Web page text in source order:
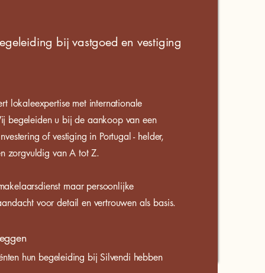
bij vastgoed en vestiging
lokaleexpertise met internationale
begeleiden u bij de aankoop van een
of vestiging in Portugal - helder,
zorgvuldig van A tot Z.
maar persoonlijke
voor detail en vertrouwen als basis.
hun begeleiding bij Silvendi hebben